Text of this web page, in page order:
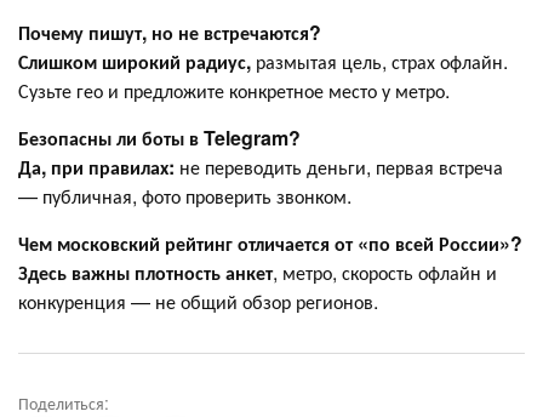
Почему пишут, но не встречаются?
Слишком широкий радиус, размытая цель, страх офлайн.
Сузьте гео и предложите конкретное место у метро.
Безопасны ли боты в Telegram?
Да, при правилах: не переводить деньги, первая встреча
— публичная, фото проверить звонком.
Чем московский рейтинг отличается от «по всей России»?
Здесь важны плотность анкет, метро, скорость офлайн и
конкуренция — не общий обзор регионов.
Поделиться: